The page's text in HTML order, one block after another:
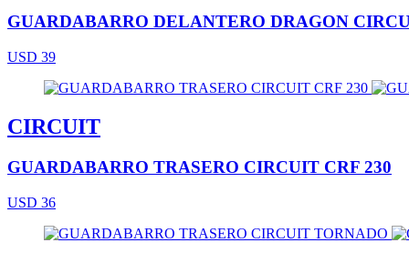
GUARDABARRO DELANTERO DRAGON
USD 39
CIRCUIT
GUARDABARRO TRASERO CIRCUIT CRF 230
USD 36